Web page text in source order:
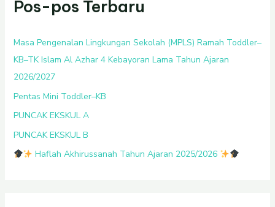
u
t
u
k
Pos-pos Terbaru
Masa Pengenalan Lingkungan Sekolah (MPLS) Ramah Toddler–
KB–TK Islam Al Azhar 4 Kebayoran Lama Tahun Ajaran
2026/2027
Pentas Mini Toddler–KB
PUNCAK EKSKUL A
PUNCAK EKSKUL B
Haflah Akhirussanah Tahun Ajaran 2025/2026